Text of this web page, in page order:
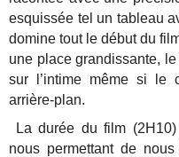
esquissée tel un tableau
domine tout le début du
une place grandissante,
sur l’intime même si le
arrière-plan.
La durée du film
nous permettant de